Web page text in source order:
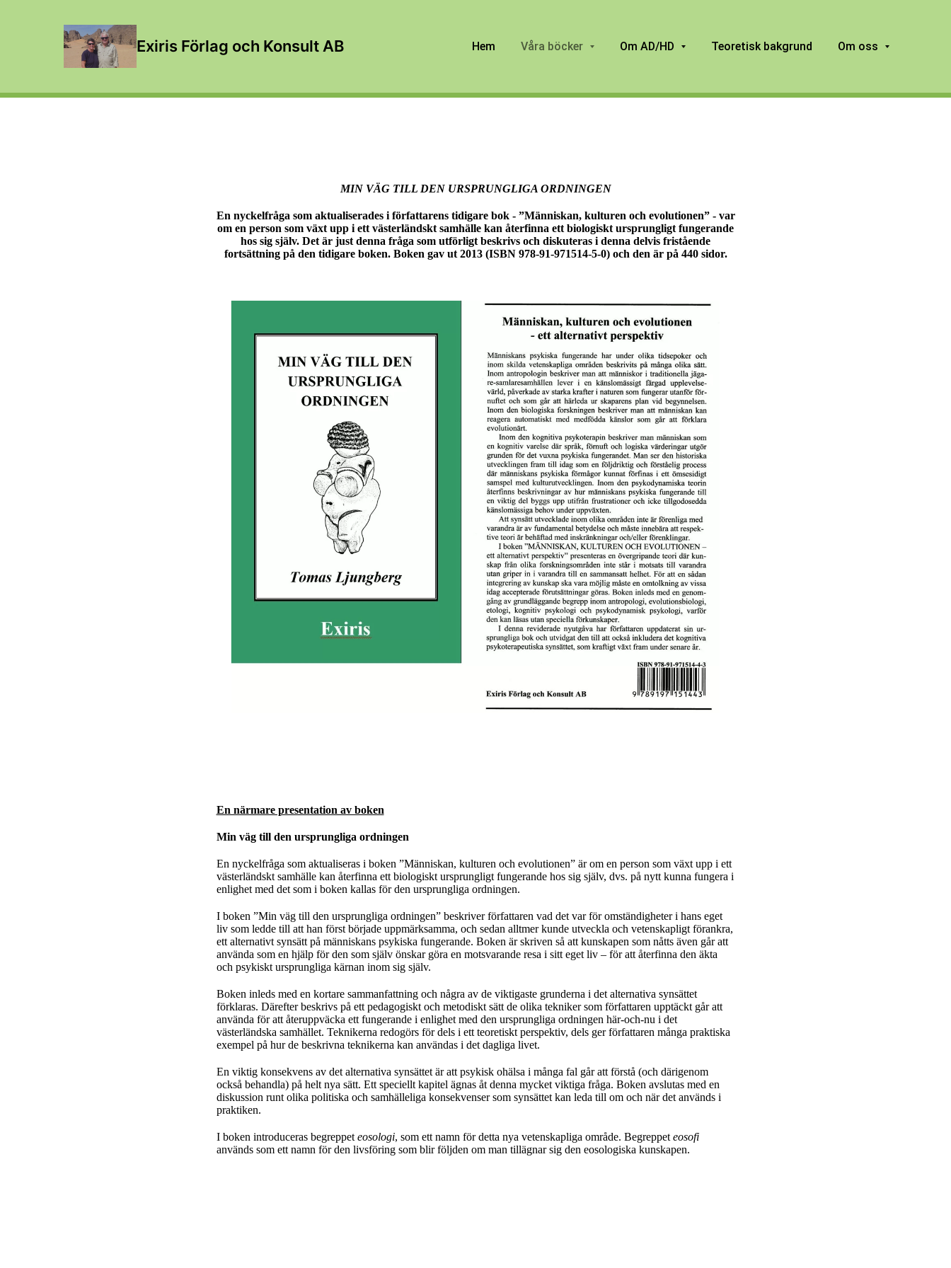
Exiris Förlag och Konsult AB Hem Våra böcker Om AD/HD Teoretisk bakgrund Om oss
MIN VÄG TILL DEN URSPRUNGLIGA ORDNINGEN
En nyckelfråga som aktualiserades i författarens tidigare bok - ”Människan, kulturen och evolutionen” - var
om en person som växt upp i ett västerländskt samhälle kan återfinna ett biologiskt ursprungligt fungerande
hos sig själv. Det är just denna fråga som utförligt beskrivs och diskuteras i denna delvis fristående
fortsättning på den tidigare boken. Boken gav ut 2013 (ISBN 978-91-971514-5-0) och den är på 440 sidor.
En närmare presentation av boken
Min väg till den ursprungliga ordningen
En nyckelfråga som aktualiseras i boken ”Människan, kulturen och evolutionen” är om en person som växt upp i ett
västerländskt samhälle kan återfinna ett biologiskt ursprungligt fungerande hos sig själv, dvs. på nytt kunna fungera i
enlighet med det som i boken kallas för den ursprungliga ordningen.
I boken ”Min väg till den ursprungliga ordningen” beskriver författaren vad det var för omständigheter i hans eget
liv som ledde till att han först började uppmärksamma, och sedan alltmer kunde utveckla och vetenskapligt förankra,
ett alternativt synsätt på människans psykiska fungerande. Boken är skriven så att kunskapen som nåtts även går att
använda som en hjälp för den som själv önskar göra en motsvarande resa i sitt eget liv – för att återfinna den äkta
och psykiskt ursprungliga kärnan inom sig själv.
Boken inleds med en kortare sammanfattning och några av de viktigaste grunderna i det alternativa synsättet
förklaras. Därefter beskrivs på ett pedagogiskt och metodiskt sätt de olika tekniker som författaren upptäckt går att
använda för att återuppväcka ett fungerande i enlighet med den ursprungliga ordningen här-och-nu i det
västerländska samhället. Teknikerna redogörs för dels i ett teoretiskt perspektiv, dels ger författaren många praktiska
exempel på hur de beskrivna teknikerna kan användas i det dagliga livet.
En viktig konsekvens av det alternativa synsättet är att psykisk ohälsa i många fal går att förstå (och därigenom
också behandla) på helt nya sätt. Ett speciellt kapitel ägnas åt denna mycket viktiga fråga. Boken avslutas med en
diskussion runt olika politiska och samhälleliga konsekvenser som synsättet kan leda till om och när det används i
praktiken.
I boken introduceras begreppeteosologi, som ett namn för detta nya vetenskapliga område. Begreppeteosofi
används som ett namn för den livsföring som blir följden om man tillägnar sig den eosologiska kunskapen.